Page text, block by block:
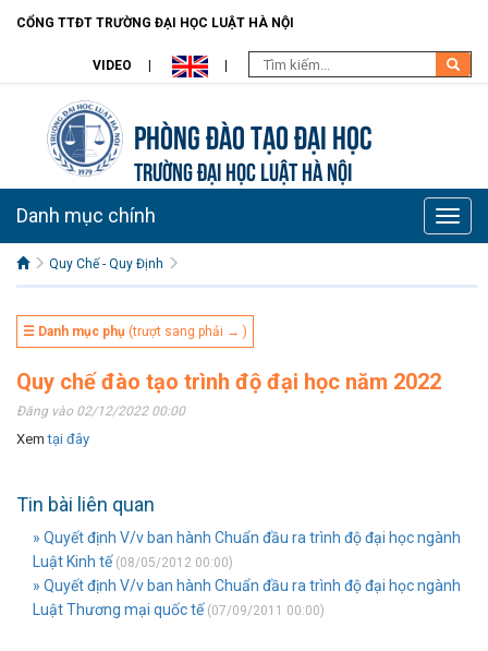
CỔNG TTĐT TRƯỜNG ĐẠI HỌC LUẬT HÀ NỘI
VIDEO
Phòng Đào Tạo đại học
TRƯỜNG ĐẠI HỌC LUẬT HÀ NỘI
Toggle
Danh mục chính
Quy Chế - Quy Định
☰ Danh mục phụ (trượt sang phải → )
Quy chế đào tạo trình độ đại học năm 2022
Đăng vào 02/12/2022 00:00
Xemtại đây
Tin bài liên quan
» Quyết định V/v ban hành Chuẩn đầu ra trình độ đại học ngành
Luật Kinh tế (08/05/2012 00:00)
» Quyết định V/v ban hành Chuẩn đầu ra trình độ đại học ngành
Luật Thương mại quốc tế (07/09/2011 00:00)